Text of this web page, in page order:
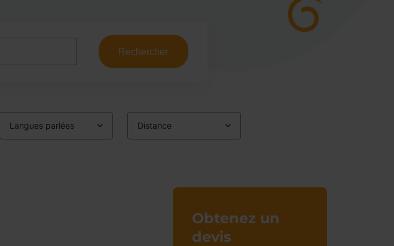
Rechercher
Langues parlées Distance
Obtenez un
devis